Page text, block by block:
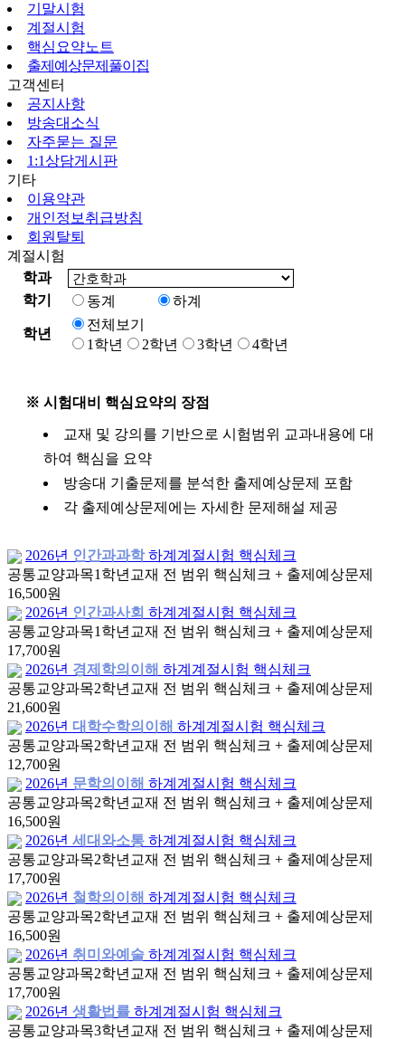
기말시험
계절시험
핵심요약노트
출제예상문제풀이집
고객센터
공지사항
방송대소식
자주묻는 질문
1:1상담게시판
기타
이용약관
개인정보취급방침
회원탈퇴
계절시험
학과
학기
동계 하계
학년
전체보기
1학년
2학년 3학년 4학년
※ 시험대비 핵심요약의 장점
교재 및 강의를 기반으로 시험범위 교과내용에 대
하여 핵심을 요약
방송대 기출문제를 분석한 출제예상문제 포함
각 출제예상문제에는 자세한 문제해설 제공
2026년 인간과과학하계계절시험 핵심체크
공통교양과목1학년 교재 전 범위 핵심체크 + 출제예상문제
16,500원
2026년 인간과사회 하계계절시험 핵심체크
공통교양과목1학년 교재 전 범위 핵심체크 + 출제예상문제
17,700원
2026년 경제학의이해 하계계절시험 핵심체크
공통교양과목2학년 교재 전 범위 핵심체크 + 출제예상문제
21,600원
2026년 대학수학의이해 하계계절시험 핵심체크
공통교양과목2학년 교재 전 범위 핵심체크 + 출제예상문제
12,700원
2026년 문학의이해 하계계절시험 핵심체크
공통교양과목2학년 교재 전 범위 핵심체크 + 출제예상문제
16,500원
2026년 세대와소통 하계계절시험 핵심체크
공통교양과목2학년 교재 전 범위 핵심체크 + 출제예상문제
17,700원
2026년 철학의이해 하계계절시험 핵심체크
공통교양과목2학년 교재 전 범위 핵심체크 + 출제예상문제
16,500원
2026년 취미와예술 하계계절시험 핵심체크
공통교양과목2학년 교재 전 범위 핵심체크 + 출제예상문제
17,700원
2026년 생활법률 하계계절시험 핵심체크
공통교양과목3학년 교재 전 범위 핵심체크 + 출제예상문제